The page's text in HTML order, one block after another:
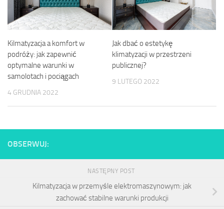
Kilmatyzacja a komfort w
podróży: jak zapewnić
optymalne warunki w
samolotach i pociągach
4 GRUDNIA 2022
Jak dbać o estetykę
klimatyzacji w przestrzeni
publicznej?
9 LUTEGO 2022
OBSERWUJ:
NASTĘPNY POST
Kilmatyzacja w przemyśle elektromaszynowym: jak
zachować stabilne warunki produkcji